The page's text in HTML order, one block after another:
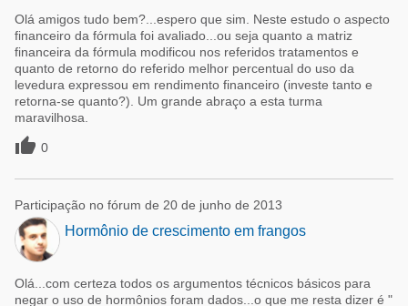
Olá amigos tudo bem?...espero que sim. Neste estudo o aspecto
financeiro da fórmula foi avaliado...ou seja quanto a matriz
financeira da fórmula modificou nos referidos tratamentos e
quanto de retorno do referido melhor percentual do uso da
levedura expressou em rendimento financeiro (investe tanto e
retorna-se quanto?). Um grande abraço a esta turma
maravilhosa.
 0
Participação no fórum de 20 de junho de 2013
Hormônio de crescimento em frangos
Olá...com certeza todos os argumentos técnicos básicos para
negar o uso de hormônios foram dados...o que me resta dizer é "